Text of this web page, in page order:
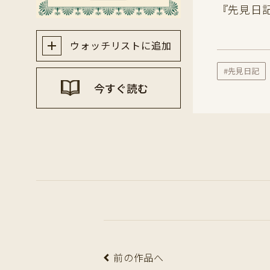
ウォッチリストに追加
今すぐ読む
『先見
#先見日記
前の作品へ